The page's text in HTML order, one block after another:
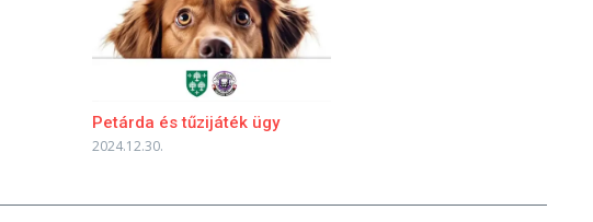
Petárda és tűzijáték ügy
2024.12.30.